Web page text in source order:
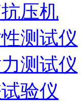
压机
测试仪
测试仪
验仪